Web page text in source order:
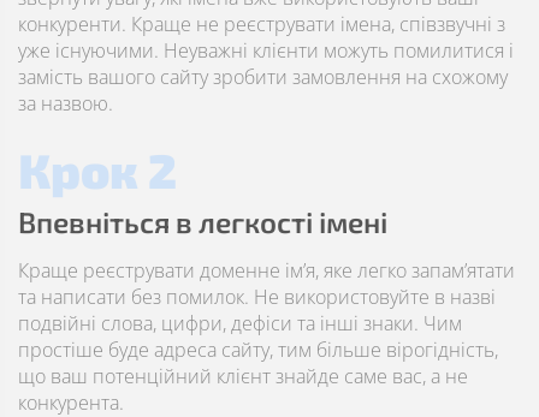
конкуренти. Краще не реєструвати імена, співзвучні з
уже існуючими. Неуважні клієнти можуть помилитися і
замість вашого сайту зробити замовлення на схожому
за назвою.
Крок 2
Впевніться в легкості імені
Краще реєструвати доменне ім’я, яке легко запам’ятати
та написати без помилок. Не використовуйте в назві
подвійні слова, цифри, дефіси та інші знаки. Чим
простіше буде адреса сайту, тим більше вірогідність,
що ваш потенційний клієнт знайде саме вас, а не
конкурента.